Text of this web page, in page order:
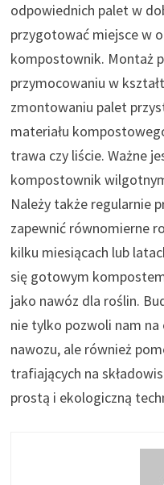
odpowiednich palet w
przygotować miejsce w
kompostownik. Montaż
przymocowaniu w
zmontowaniu palet
materiału
trawa czy liście. Ważne
kompostownik
Należy także regularnie
zapewnić równomierne
kilku miesiącach lub
się gotowym
jako nawóz dla roślin.
nie tylko pozwoli nam
nawozu, ale również
trafiających na
prostą i ekologiczną